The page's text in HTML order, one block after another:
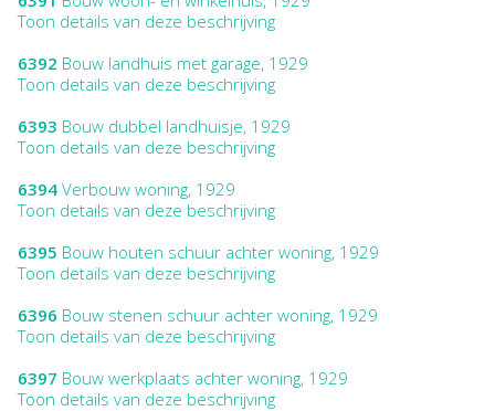
Toon details van deze beschrijving
6392 Bouw landhuis met garage, 1929
Toon details van deze beschrijving
6393 Bouw dubbel landhuisje, 1929
Toon details van deze beschrijving
6394 Verbouw woning, 1929
Toon details van deze beschrijving
6395 Bouw houten schuur achter woning, 1929
Toon details van deze beschrijving
6396 Bouw stenen schuur achter woning, 1929
Toon details van deze beschrijving
6397 Bouw werkplaats achter woning, 1929
Toon details van deze beschrijving